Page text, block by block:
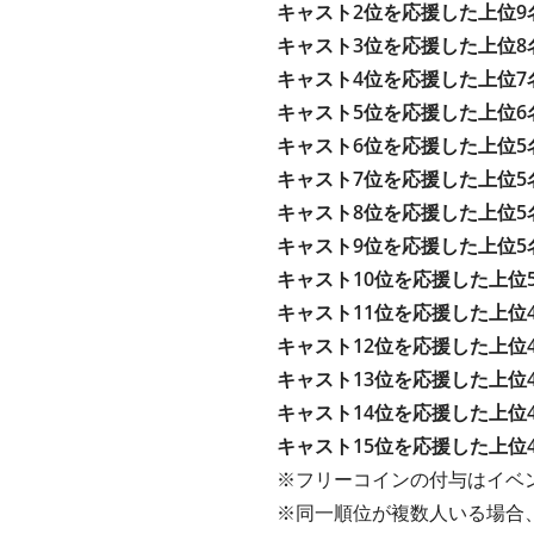
キャスト2位を応援した上位9
キャスト3位を応援した上位8
キャスト4位を応援した上位7
キャスト5位を応援した上位6
キャスト6位を応援した上位5
キャスト7位を応援した上位5
キャスト8位を応援した上位5
キャスト9位を応援した上位5
キャスト10位を応援した上位
キャスト11位を応援した上位
キャスト12位を応援した上位
キャスト13位を応援した上位
キャスト14位を応援した上位
キャスト15位を応援した上位
※フリーコインの付与はイベ
※同一順位が複数人いる場合